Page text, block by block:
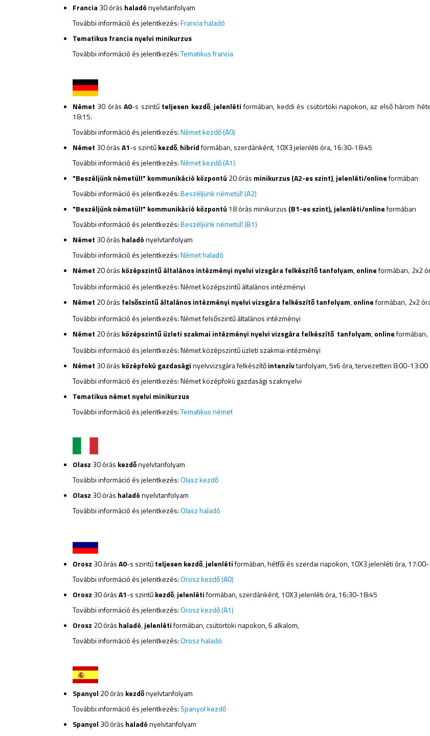
Francia30 órás haladónyelvtanfolyam
További információ és jelentkezés:Francia haladó
Tematikus francia nyelvi minikurzus
További információ és jelentkezés:Tematikus francia
Német 30 órásA0-s szintű teljesen kezdő,jelenléti formában, keddi és csütörtöki napokon, az első három
18:15.
További információ és jelentkezés:Német kezdő (A0)
Német 30 órásA1-s szintűkezdő,hibridformában, szerdánként, 10X3 jelenléti óra, 16:30-18:45
További információ és jelentkezés:Német kezdő (A1)
"Beszéljünk németül!" kommunikáció központú 20 órás minikurzus (A2-es szint),jelenléti/onlineformában
További információ és jelentkezés:Beszéljünk németül! (A2)
"Beszéljünk németül!" kommunikáció központú 18 órás minikurzus (B1-es szint),jelenléti/onlineformában
További információ és jelentkezés:Beszéljünk németül! (B1)
Német 30 órás haladónyelvtanfolyam
További információ és jelentkezés:Német haladó
Német 20 órás középszintű általános intézményi nyelvi vizsgára felkészítő tanfolyam,onlineformában, 2x2
További információ és jelentkezés:Németközépszintű általános intézményi
Német 20 órás felsőszintű általános intézményi nyelvi vizsgára felkészítő tanfolyam,onlineformában, 2x2
További információ és jelentkezés:Németfelsőszintű általános intézményi
Német 20 órás középszintű üzleti szakmai intézményi nyelvi vizsgára felkészítő tanfolyam,onlineformában,
További információ és jelentkezés:Németközépszintű üzleti szakmai intézményi
Német 30 órás középfokú gazdaságinyelvvizsgára felkészítőintenzívtanfolyam, 5x6 óra, tervezetten 8:00-13:00
További információ és jelentkezés:Németközépfokú gazdasági szaknyelvi
Tematikus német nyelvi minikurzus
További információ és jelentkezés:Tematikus német
Olasz 30 órás kezdőnyelvtanfolyam
További információ és jelentkezés:Olasz kezdő
Olasz 30 órás haladónyelvtanfolyam
További információ és jelentkezés:Olasz haladó
Orosz 30 órásA0-s szintűteljesen kezdő,jelenlétiformában, hétfői és szerdai napokon, 10X3 jelenléti óra,
További információ és jelentkezés:Orosz kezdő (A0)
Orosz 30 órásA1-s szintűkezdő,jelenlétiformában, szerdánként, 10X3 jelenléti óra, 16:30-18:45
További információ és jelentkezés:Orosz kezdő (A1)
Orosz 20 órás haladó,jelenlétiformában, csütörtöki napokon, 6 alkalom,
További információ és jelentkezés:Orosz haladó
Spanyol 20 órás kezdőnyelvtanfolyam
További információ és jelentkezés: Spanyol kezdő
Spanyol 30 órás haladónyelvtanfolyam